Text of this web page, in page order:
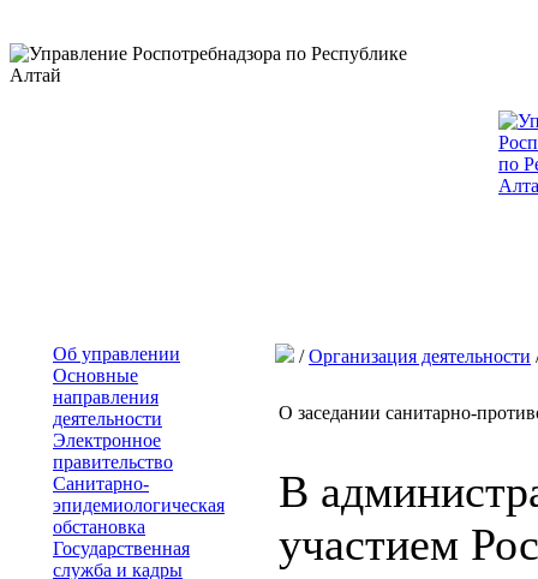
Об управлении
Основные
направления
деятельности
Электронное
правительство
Санитарно-
эпидемиологическая
обстановка
Государственная
служба и кадры
/Организация деятельности
О заседании санитарно-
В
участием